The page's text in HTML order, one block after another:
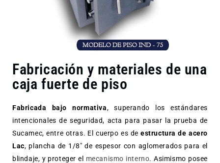
Fabricación y materiales de una
caja fuerte de piso
Fabricada bajo normativa, superando los estándares
intencionales de seguridad, acta para pasar la prueba de
Sucamec, entre otras. El cuerpo es deestructura de acero
Lac, plancha de 1/8″ de espesor con aglomerados para el
blindaje, y proteger el mecanismo interno. Asimismo posee